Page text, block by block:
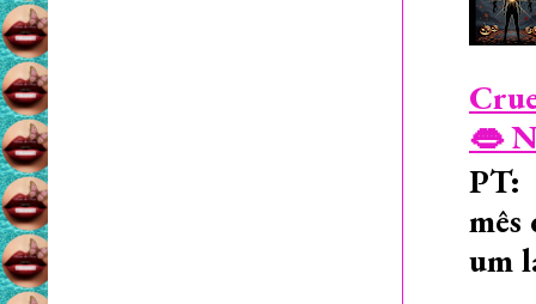
👄
PT:
um